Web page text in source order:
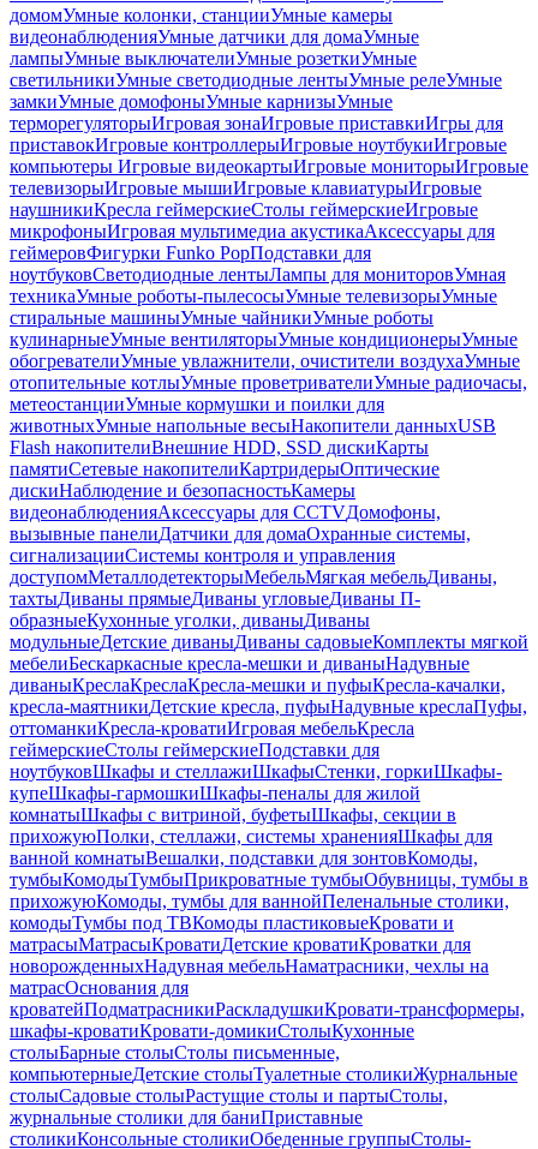
домомУмные колонки, станцииУмные камеры
видеонаблюденияУмные датчики для домаУмные
лампыУмные выключателиУмные розеткиУмные
светильникиУмные светодиодные лентыУмные релеУмные
замкиУмные домофоныУмные карнизыУмные
терморегуляторыИгровая зонаИгровые приставкиИгры для
приставокИгровые контроллерыИгровые ноутбукиИгровые
компьютеры Игровые видеокартыИгровые мониторыИгровые
телевизорыИгровые мышиИгровые клавиатурыИгровые
наушникиКресла геймерскиеСтолы геймерскиеИгровые
микрофоныИгровая мультимедиа акустикаАксессуары для
геймеровФигурки Funko PopПодставки для
ноутбуковСветодиодные лентыЛампы для мониторовУмная
техникаУмные роботы-пылесосыУмные телевизорыУмные
стиральные машиныУмные чайникиУмные роботы
кулинарныеУмные вентиляторыУмные кондиционерыУмные
обогревателиУмные увлажнители, очистители воздухаУмные
отопительные котлыУмные проветривателиУмные радиочасы,
метеостанцииУмные кормушки и поилки для
животныхУмные напольные весыНакопители данныхUSB
Flash накопителиВнешние HDD, SSD дискиКарты
памятиСетевые накопителиКартридерыОптические
дискиНаблюдение и безопасностьКамеры
видеонаблюденияАксессуары для CCTVДомофоны,
вызывные панелиДатчики для домаОхранные системы,
сигнализацииСистемы контроля и управления
доступомМеталлодетекторыМебельМягкая мебельДиваны,
тахтыДиваны прямыеДиваны угловыеДиваны П-
образныеКухонные уголки, диваныДиваны
модульныеДетские диваныДиваны садовыеКомплекты мягкой
мебелиБескаркасные кресла-мешки и диваныНадувные
диваныКреслаКреслаКресла-мешки и пуфыКресла-качалки,
кресла-маятникиДетские кресла, пуфыНадувные креслаПуфы,
оттоманкиКресла-кроватиИгровая мебельКресла
геймерскиеСтолы геймерскиеПодставки для
ноутбуковШкафы и стеллажиШкафыСтенки, горкиШкафы-
купеШкафы-гармошкиШкафы-пеналы для жилой
комнатыШкафы с витриной, буфетыШкафы, секции в
прихожуюПолки, стеллажи, системы храненияШкафы для
ванной комнатыВешалки, подставки для зонтовКомоды,
тумбыКомодыТумбыПрикроватные тумбыОбувницы, тумбы в
прихожуюКомоды, тумбы для ваннойПеленальные столики,
комодыТумбы под ТВКомоды пластиковыеКровати и
матрасыМатрасыКроватиДетские кроватиКроватки для
новорожденныхНадувная мебельНаматрасники, чехлы на
матрасОснования для
кроватейПодматрасникиРаскладушкиКровати-трансформеры,
шкафы-кроватиКровати-домикиСтолыКухонные
столыБарные столыСтолы письменные,
компьютерныеДетские столыТуалетные столикиЖурнальные
столыСадовые столыРастущие столы и партыСтолы,
журнальные столики для баниПриставные
столикиКонсольные столикиОбеденные группыСтолы-